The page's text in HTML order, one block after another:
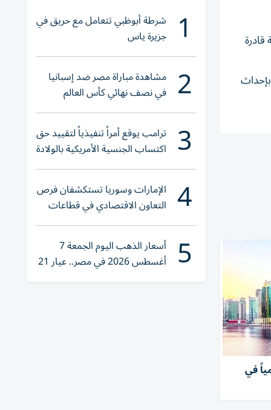
الـ14 عالمياً في
1 شرطة أبوظبي تتعامل مع حريق في
جزيرة ياس
2 مشاهدة مباراة مصر ضد إسبانيا
في نصف نهائي كأس العالم
لناشئات اليد 2026
3 ترامب يوقع أمراً تنفيذياً لتقييد حق
اكتساب الجنسية الأمريكية بالولادة
4 الإمارات وسوريا تستكشفان فرص
التعاون الاقتصادي في قطاعات
حيوية
5 أسعار الذهب اليوم الجمعة 7
أغسطس 2026 في مصر.. عيار 21